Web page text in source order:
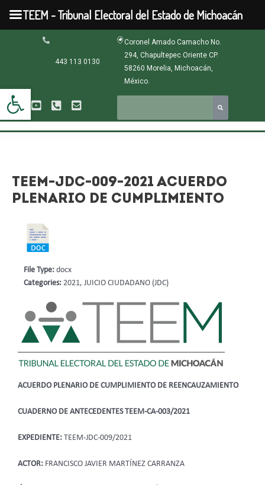
Abrir barra de herramientas
contenido
443 113 0130
Coronel Amado Camacho No.
294, Chapultepec Oriente CP.
58260 Morelia, Michoacán,
México.
TEEM-JDC-009-2021 ACUERDO
PLENARIO DE CUMPLIMIENTO
ACUERDO PLENARIO DE CUMPLIMIENTO DE REENCAUZAMIENTO
CUADERNO DE ANTECEDENTES TEEM-CA-003/2021
EXPEDIENTE: TEEM-JDC-009/2021
ACTOR: FRANCISCO JAVIER MARTÍNEZ CARRANZA
File Type: docx
Categories: 2021, JUICIO CIUDADANO (JDC)
TEEM - Tribunal Electoral del Estado de Michoacán